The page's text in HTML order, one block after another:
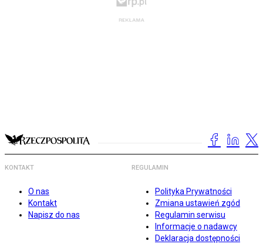
KONTAKT
O nas
Kontakt
Napisz do nas
REGULAMIN
Polityka Prywatności
Zmiana ustawień zgód
Regulamin serwisu
Informacje o nadawcy
Deklaracja dostępności